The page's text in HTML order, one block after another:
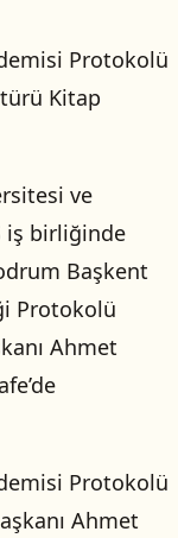
Protokolü
Kitap
ve
iş birliğinde
Başkent
Protokolü
Ahmet
Protokolü
Ahmet